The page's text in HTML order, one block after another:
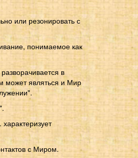
или резонировать с
понимаемое как
в
может являться и Мир
с Миром.